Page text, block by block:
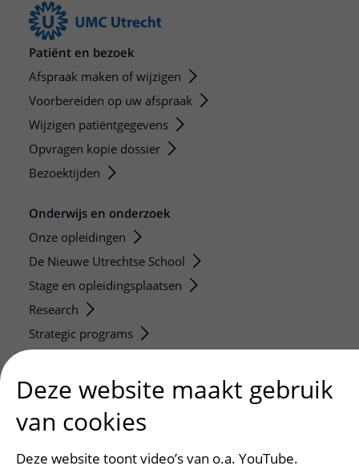
Patiënt en bezoek
Afspraak maken of wijzigen
Voorbereiden op uw afspraak
Wijzigen patiëntgegevens
Opvragen kopie dossier
Bezoektijden
Onderwijs en onderzoek
Onze opleidingen
De Nieuwe Utrechtse School
Stage en opleidingsplaatsen
Research
Strategic programs
Researchers
Deze website maakt gebruik
van cookies
Deze website toont video’s van o.a. YouTube.